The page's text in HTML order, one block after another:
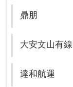
鼎朋
大安文山有線
達和航運